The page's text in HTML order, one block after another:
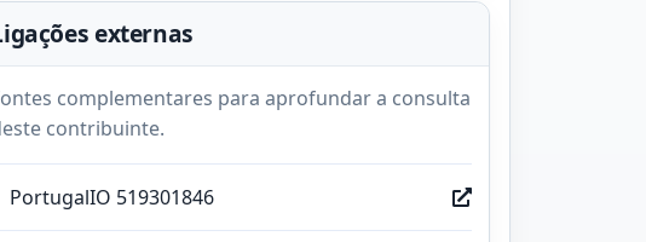
externas
complementares para aprofundar a consulta
contribuinte.
PortugalIO 519301846